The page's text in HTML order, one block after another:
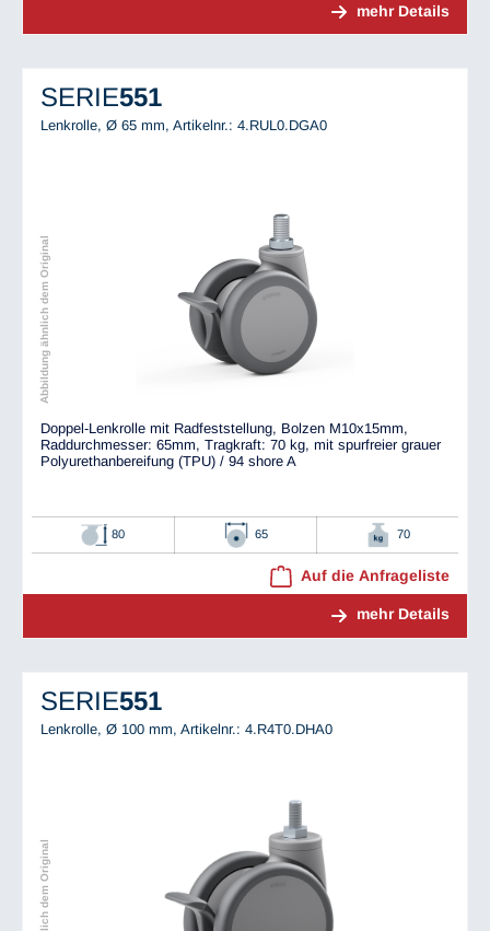
mehr Details
SERIE551
Lenkrolle, Ø 65 mm, Artikelnr.: 4.RUL0.DGA0
Abbildung ähnlich dem Original
Doppel-Lenkrolle mit Radfeststellung, Bolzen M10x15mm,
Raddurchmesser: 65mm, Tragkraft: 70 kg, mit spurfreier grauer
Polyurethanbereifung (TPU) / 94 shore A
80 65 70
Auf die Anfrageliste
mehr Details
SERIE551
Lenkrolle, Ø 100 mm, Artikelnr.: 4.R4T0.DHA0